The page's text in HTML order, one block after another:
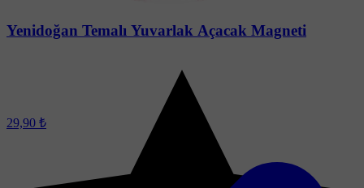
Yenidoğan Temalı Yuvarlak Açacak Magneti
29,90 ₺